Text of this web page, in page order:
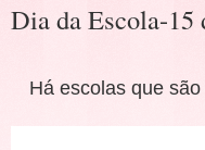
Dia da Escola-15
Há escolas que